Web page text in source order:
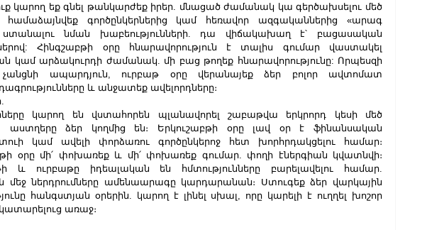
կարող եք գնել թանկարժեք իրեր. մնացած ժամանակ կա գերծախսելու մեծ
համաձայնվեք գործընկերներից կամ հեռավոր ազգականներից «արագ
ստանալու նման խաբեությունների. դա վիճակախաղ է՝ բացասական
Հինգշաբթի օրը հնարավորություն է տալիս գումար վաստակել
կամ արձակուրդի ժամանակ. մի բաց թողեք հնարավորությունը: Որպեսզի
ապարդյուն, ուրբաթ օրը վերանայեք ձեր բոլոր ավտոմատ
և անջատեք ավելորդները։
կարող են վստահորեն պլանավորել շաբաթվա երկրորդ կեսի մեծ
աստղերը ձեր կողմից են։ Երկուշաբթի օրը լավ օր է ֆինանսական
կամ ավելի փորձառու գործընկերոջ հետ խորհրդակցելու համար։
օրը մի՛ փոխառեք և մի՛ փոխառեք գումար. փողի էներգիան կվատնվի։
և ուրբաթը իդեալական են հմտությունները բարելավելու համար.
մեջ ներդրումները ամենաարագը կարդարանան։ Ստուգեք ձեր վարկային
հանգստյան օրերին. կարող է լինել սխալ, որը կարելի է ուղղել խոշոր
առաջ։